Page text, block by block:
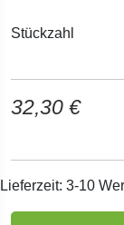
Stückzahl
32,30 €
Lieferzeit: 3-10